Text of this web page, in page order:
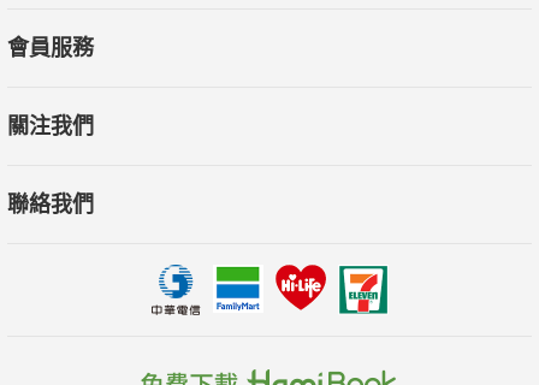
會員服務
關注我們
聯絡我們